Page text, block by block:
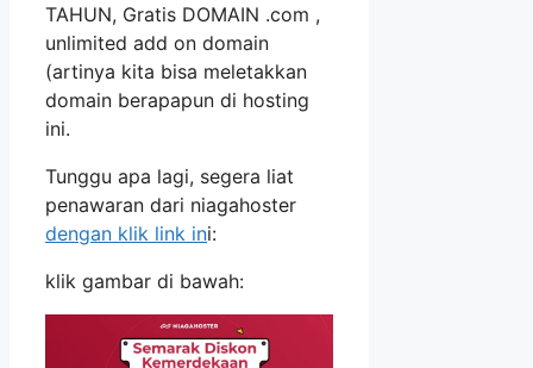
TAHUN, Gratis DOMAIN .com ,
unlimited add on domain
(artinya kita bisa meletakkan
domain berapapun di hosting
ini.
Tunggu apa lagi, segera liat
penawaran dari niagahoster
dengan klik link ini:
klik gambar di bawah: